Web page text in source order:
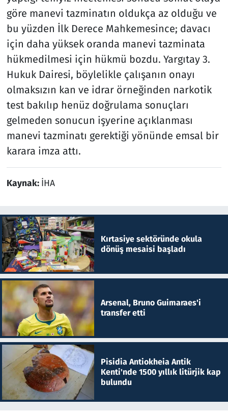
göre manevi tazminatın oldukça az olduğu ve
bu yüzden İlk Derece Mahkemesince; davacı
için daha yüksek oranda manevi tazminata
hükmedilmesi için hükmü bozdu. Yargıtay 3.
Hukuk Dairesi, böylelikle çalışanın onayı
olmaksızın kan ve idrar örneğinden narkotik
test bakılıp henüz doğrulama sonuçları
gelmeden sonucun işyerine açıklanması
manevi tazminatı gerektiği yönünde emsal bir
karara imza attı.
Kaynak: İHA
Kırtasiye sektöründe okula
dönüş mesaisi başladı
Arsenal, Bruno Guimaraes'i
transfer etti
Pisidia Antiokheia Antik
Kenti'nde 1500 yıllık litürjik kap
bulundu